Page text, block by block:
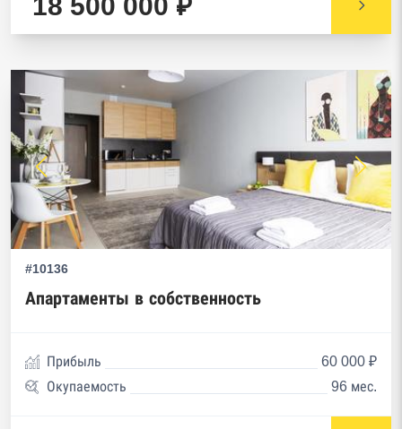
#10136
Апартаменты в собственность
Прибыль
60 000 ₽
Окупаемость
96 мес.